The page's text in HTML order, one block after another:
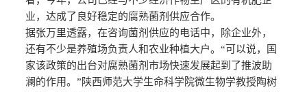
业，达成了良好稳定的腐熟菌剂供应合作。
据张万里透露，在咨询菌剂供应的电话中，除企业外，
还有不少是养殖场负责人和农业种植大户。“可以说，国
家该政策的出台对腐熟菌剂市场快速发展起到了推波助
澜的作用。”陕西师范大学生命科学院微生物学教授陶树